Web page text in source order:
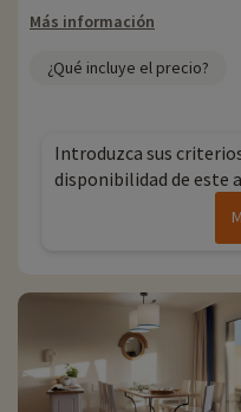
Más información
¿Qué incluye el precio?
Introduzca sus
disponibilidad de este